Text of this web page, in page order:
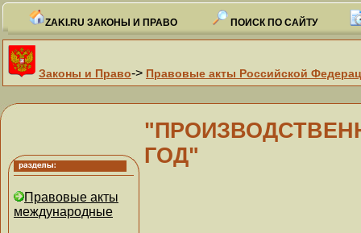
ZAKI.RU ЗАКОНЫ И ПРАВО ПОИСК ПО САЙТУ
Законы и Право-> Правовые акты Российской
Правовые акты
международные
ГОД"